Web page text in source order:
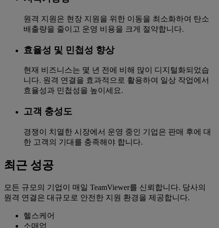
원격 지원은 현장 지원을 위한 이동을 최소화하여 탄소
배출량을 줄이고 운영 비용을 크게 절약합니다.
효율성 및 민첩성 향상
현재 비즈니스는 몇 년 전에 비해 많이 디지털화되었습
니다. 원격 연결을 효과적으로 활용하여 일상 작업에서
효율성과 민첩성을 높이세요.
고객 충성도
경쟁이 치열한 시장에서 운영 중인 기업은 판매 후에 대
한 고객의 기대를 충족해야 합니다.
최근 성공
모든 규모의 기업이 매일 TeamViewer를 신뢰합니다. 당사의
원격 연결은 대규모로 안전한 지원 환경을 제공합니다.
헬스케어
소매업